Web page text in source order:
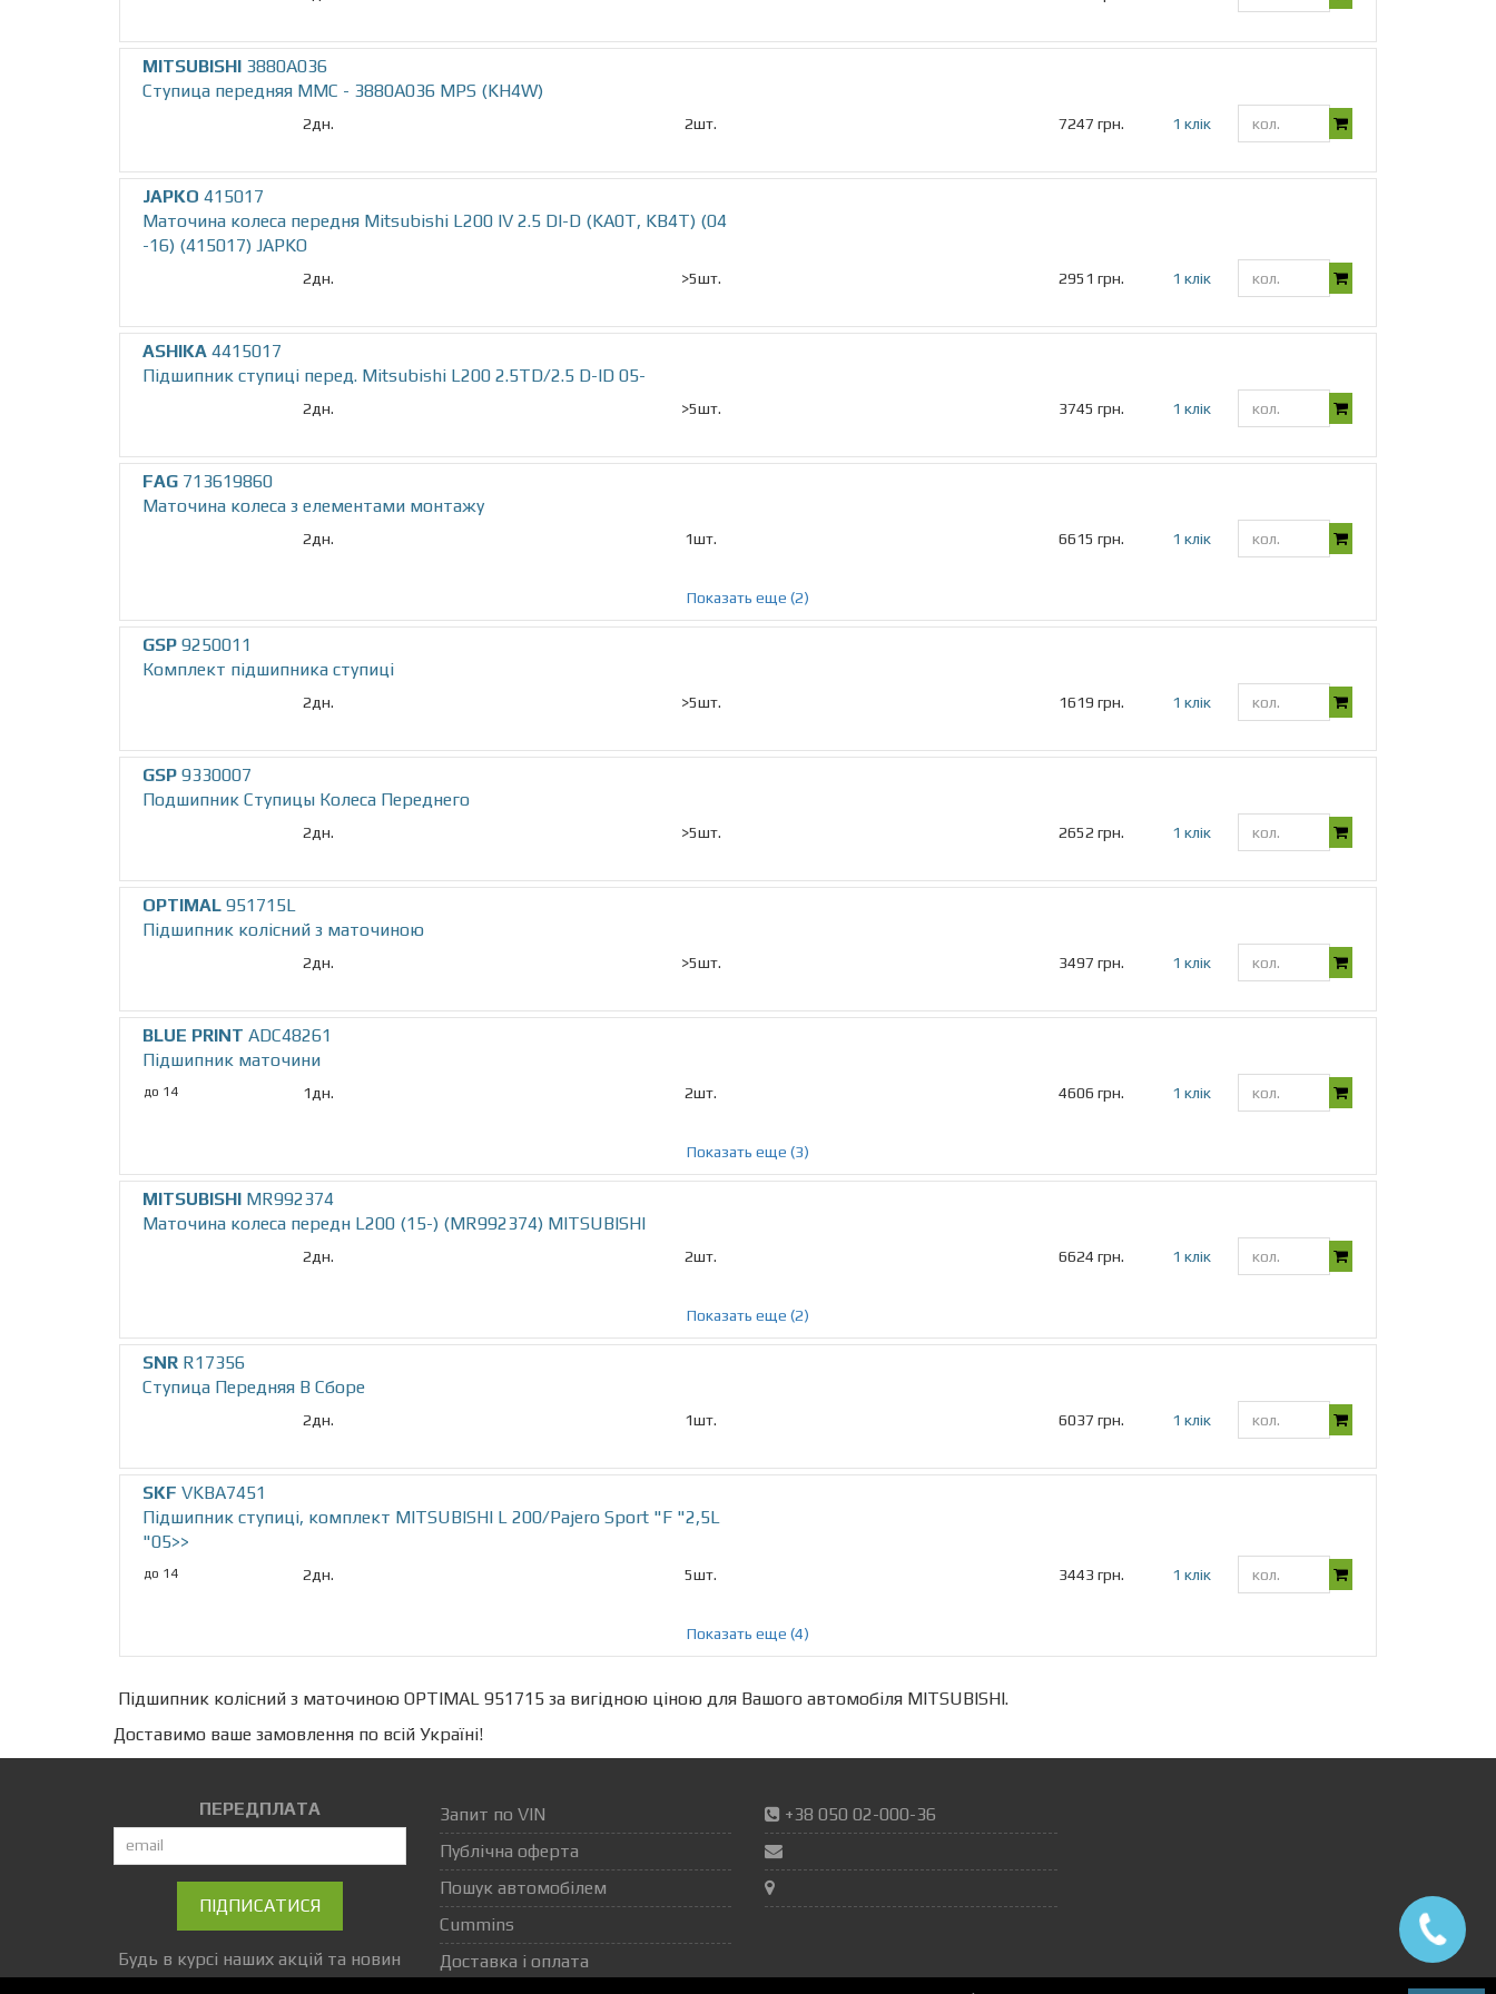
MITSUBISHI 3880A036
Ступица передняя MMC - 3880A036 MPS (KH4W)
2дн. 2шт. 7247 грн. 1 клік
JAPKO 415017
Маточина колеса передня Mitsubishi L200 IV 2.5 DI-D (KA0T, KB4T) (04
-16) (415017) JAPKO
2дн. >5шт. 2951 грн. 1 клік
ASHIKA 4415017
Підшипник ступиці перед. Mitsubishi L200 2.5TD/2.5 D-ID 05-
2дн. >5шт. 3745 грн. 1 клік
FAG 713619860
Маточина колеса з елементами монтажу
2дн. 1шт. 6615 грн. 1 клік
Показать еще (2)
GSP 9250011
Комплект підшипника ступиці
2дн. >5шт. 1619 грн. 1 клік
GSP 9330007
Подшипник Ступицы Колеса Переднего
2дн. >5шт. 2652 грн. 1 клік
OPTIMAL 951715L
Підшипник колісний з маточиною
2дн. >5шт. 3497 грн. 1 клік
BLUE PRINT ADC48261
Підшипник маточини
до 14 1дн. 2шт. 4606 грн. 1 клік
Показать еще (3)
MITSUBISHI MR992374
Маточина колеса передн L200 (15-) (MR992374) MITSUBISHI
2дн. 2шт. 6624 грн. 1 клік
Показать еще (2)
SNR R17356
Ступица Передняя В Сборе
2дн. 1шт. 6037 грн. 1 клік
SKF VKBA7451
Підшипник ступиці, комплект MITSUBISHI L 200/Pajero Sport "F "2,5L
"05>>
до 14 2дн. 5шт. 3443 грн. 1 клік
Показать еще (4)
Підшипник колісний з маточиною OPTIMAL 951715 за вигідною ціною для Вашого автомобіля MITSUBISHI.
Доставимо ваше замовлення по всій Україні!
ПЕРЕДПЛАТА
ПІДПИСАТИСЯ
Будь в курсі наших акцій та новин
Запит по VIN
Публічна оферта
Пошук автомобілем
Cummins
Доставка і оплата
+38 050 02-000-36